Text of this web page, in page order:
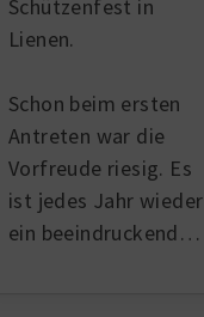
Schützenfest in
Lienen.
Schon beim ersten
Antreten war die
Vorfreude riesig. Es
ist jedes Jahr wieder
ein beeindruckend…